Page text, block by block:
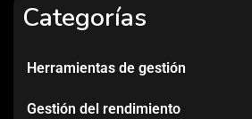
Categorías
Herramientas de gestión
Gestión del rendimiento